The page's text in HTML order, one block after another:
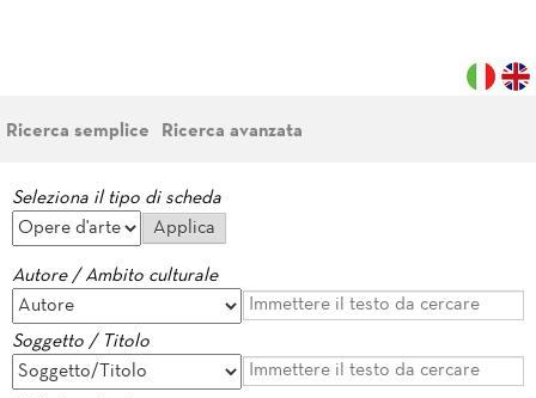
Ricerca semplice Ricerca avanzata
Seleziona il tipo di scheda
Autore / Ambito culturale
Soggetto / Titolo